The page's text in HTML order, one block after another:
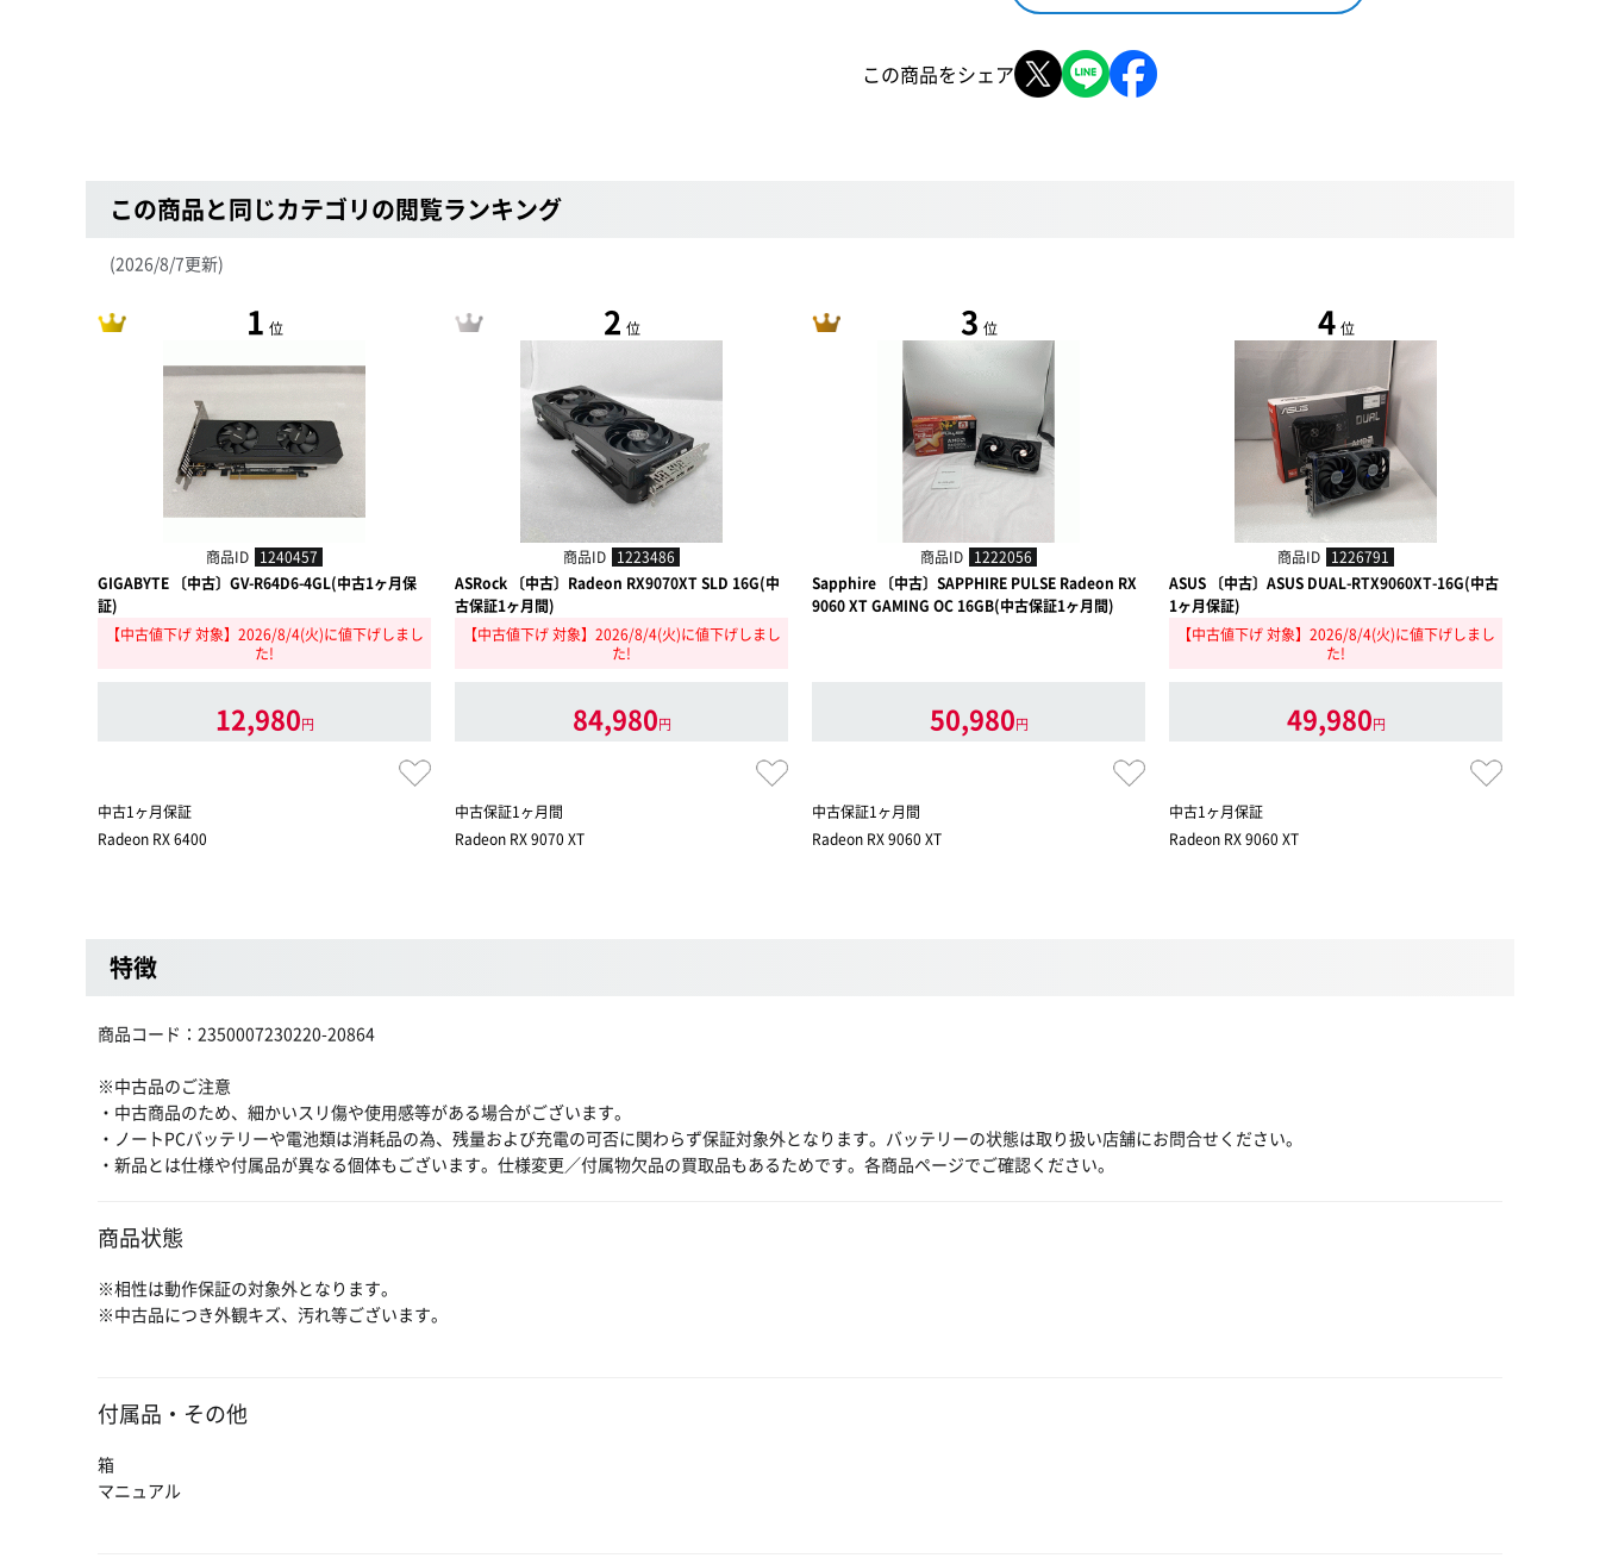
この商品をシェア
この商品と同じカテゴリの閲覧ランキング
(2026/8/7更新)
1 位
商品ID 1240457
GIGABYTE 〔中古〕GV-R64D6-4GL(中古1ヶ月保
証)
【中古値下げ 対象】2026/8/4(火)に値下げしまし
た!
12,980円
中古1ヶ月保証
Radeon RX 6400
2 位
商品ID 1223486
ASRock 〔中古〕Radeon RX9070XT SLD 16G(中
古保証1ヶ月間)
【中古値下げ 対象】2026/8/4(火)に値下げしまし
た!
84,980円
中古保証1ヶ月間
Radeon RX 9070 XT
3 位
商品ID 1222056
Sapphire 〔中古〕SAPPHIRE PULSE Radeon RX
9060 XT GAMING OC 16GB(中古保証1ヶ月間)
50,980円
中古保証1ヶ月間
Radeon RX 9060 XT
4 位
商品ID 1226791
ASUS 〔中古〕ASUS DUAL-RTX9060XT-16G(中古
1ヶ月保証)
【中古値下げ 対象】2026/8/4(火)に値下げしまし
た!
49,980円
中古1ヶ月保証
Radeon RX 9060 XT
特徴
商品コード：2350007230220-20864
※中古品のご注意
・中古商品のため、細かいスリ傷や使用感等がある場合がございます。
・ノートPCバッテリーや電池類は消耗品の為、残量および充電の可否に関わらず保証対象外となります。バッテリーの状態は取り扱い店舗にお問合せください。
・新品とは仕様や付属品が異なる個体もございます。仕様変更／付属物欠品の買取品もあるためです。各商品ページでご確認ください。
商品状態
※相性は動作保証の対象外となります。
※中古品につき外観キズ、汚れ等ございます。
付属品・その他
箱
マニュアル